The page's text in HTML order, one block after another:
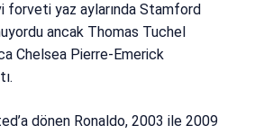
forveti yaz aylarında Stamford
ancak Thomas Tuchel
Chelsea Pierre-Emerick
dönen Ronaldo, 2003 ile 2009